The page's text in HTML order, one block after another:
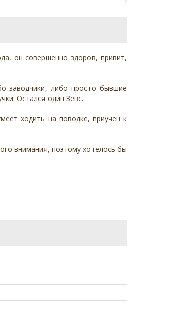
он совершенно здоров, привит,
заводчики, либо просто бывшие
Остался один Зевс.
ходить на поводке, приучен к
внимания, поэтому хотелось бы